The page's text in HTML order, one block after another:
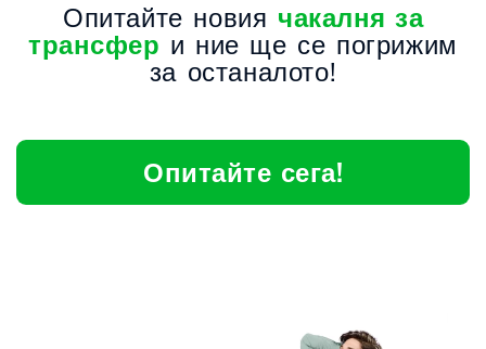
Опитайте новия чакалня за
трансфер и ние ще се погрижим
за останалото!
Опитайте сега!